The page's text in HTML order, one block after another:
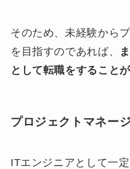
そのため、未経験から
を目指すのであれば、
として転職をすること
プロジェクトマネー
ITエンジニアとして一